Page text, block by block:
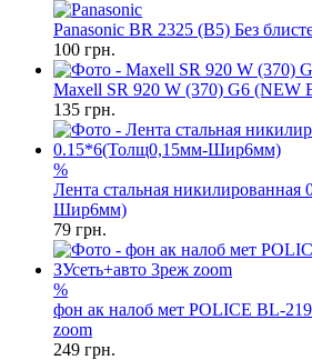
Panasonic BR 2325 (B5) Без
100 грн.
Maxell SR 920 W (370) G6 (NEW
135 грн.
%
Лента стальная
Шир6мм)
79 грн.
%
фон ак налоб мет POLICE BL-
zoom
249 грн.